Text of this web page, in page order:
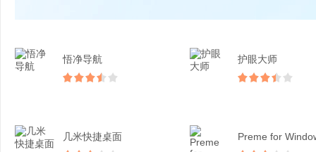
悟净导航 护眼大师
几米快捷桌面 Preme for